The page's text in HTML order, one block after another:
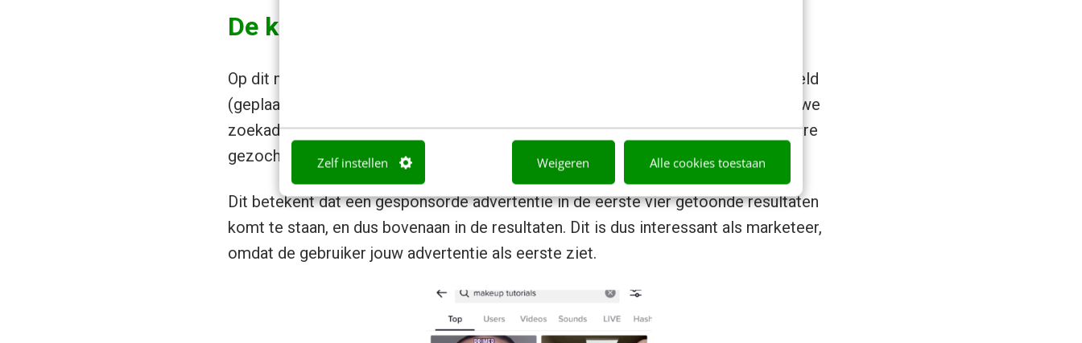
Zelf instellen Weigeren Alle cookies toestaan
De kracht van gesponsorde video’s op TikTok
Op dit moment zijn er bètatests geweest met gesponsorde video’s. In dit voorbeeld
(geplaatst door digitale advertenties-expert
) verschijnen de nieuwe
zoekadvertenties van TikTok, gelabeld met een ‘Sponsored’ label, boven de “andere
gezochte” termen-lijst op de zoekresultatenpagina.
Dit betekent dat een gesponsorde advertentie in de eerste vier getoonde resultaten
komt te staan, en dus bovenaan in de resultaten. Dit is dus interessant als marketeer,
omdat de gebruiker jouw advertentie als eerste ziet.